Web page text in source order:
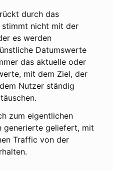
durch das
nicht mit der
es werden
Datumswerte
das aktuelle oder
mit dem Ziel, der
Nutzer ständig
zum eigentlichen
generierte geliefert, mit
Traffic von der